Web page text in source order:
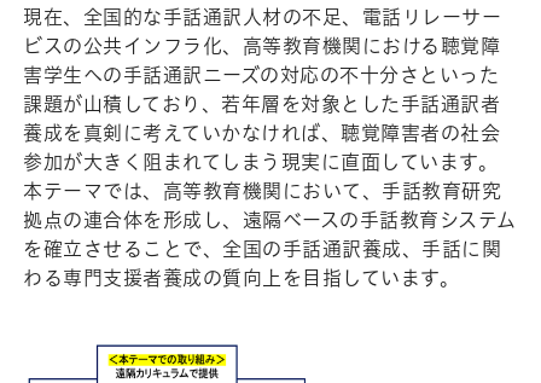
現在、全国的な手話通訳人材の不足、電話リレーサー
ビスの公共インフラ化、高等教育機関における聴覚障
害学生への手話通訳ニーズの対応の不十分さといった
課題が山積しており、若年層を対象とした手話通訳者
養成を真剣に考えていかなければ、聴覚障害者の社会
参加が大きく阻まれてしまう現実に直面しています。
本テーマでは、高等教育機関において、手話教育研究
拠点の連合体を形成し、遠隔ベースの手話教育システム
を確立させることで、全国の手話通訳養成、手話に関
わる専門支援者養成の質向上を目指しています。